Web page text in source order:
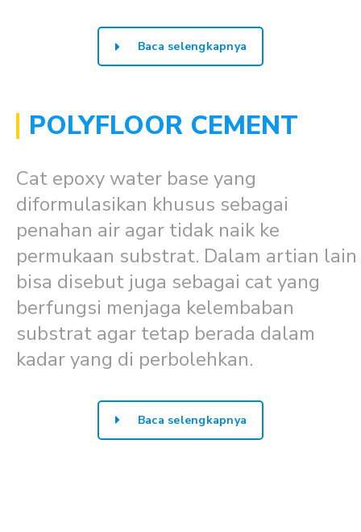
Baca selengkapnya
POLYFLOOR CEMENT
Cat epoxy water base yang
diformulasikan khusus sebagai
penahan air agar tidak naik ke
permukaan substrat. Dalam artian lain
bisa disebut juga sebagai cat yang
berfungsi menjaga kelembaban
substrat agar tetap berada dalam
kadar yang di perbolehkan.
Baca selengkapnya